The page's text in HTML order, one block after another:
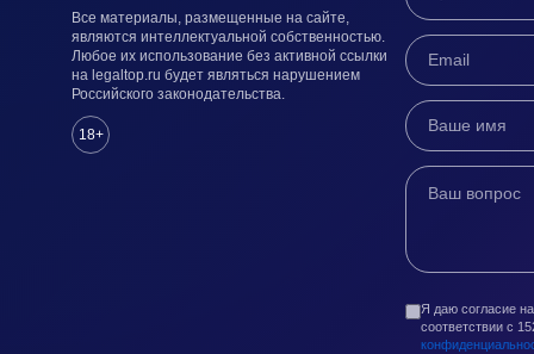
Все материалы, размещенные на сайте,
являются интеллектуальной собственностью.
Любое их использование без активной ссылки
на legaltop.ru будет являться нарушением
Российского законодательства.
18+
Я даю согласие
соответствии с